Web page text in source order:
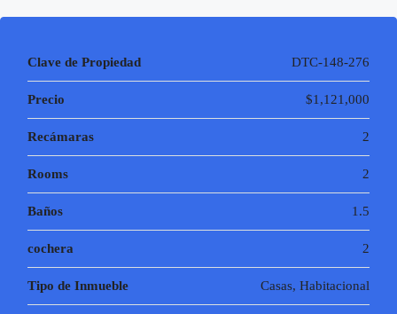
Clave de Propiedad DTC-148-276
Precio $1,121,000
Recámaras 2
Rooms 2
Baños 1.5
cochera 2
Tipo de Inmueble Casas, Habitacional